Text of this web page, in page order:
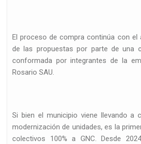
El proceso de compra continúa con el
de las propuestas por parte de una
conformada por integrantes de la
Rosario SAU.
Si bien el municipio viene llevando a
modernización de unidades, es la
colectivos 100% a GNC. Desde